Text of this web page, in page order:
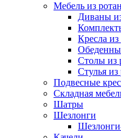
Мебель из
Диваны
Кресла из
Столы из
Стулья из
Подвесные
Складная
Шатры
Шезлонги